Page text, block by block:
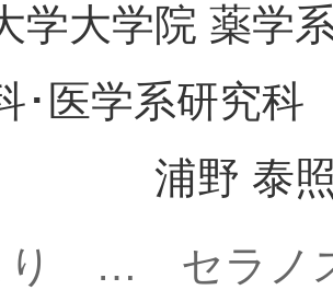
学大学院 薬学
･医学系研究科
浦野 泰
り … セラノス